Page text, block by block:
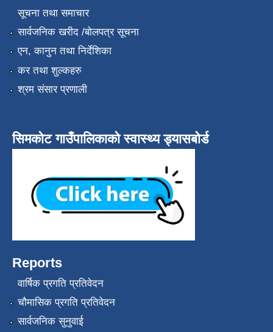
सूचना तथा समाचार
सार्वजनिक खरीद /बोलपत्र सूचना
एन, कानुन तथा निर्देशिका
कर तथा शुल्कहरु
श्रम संसार प्रणाली
सिमकोट गाउँपालिकाको स्वास्थ्य ड्यासबोर्ड
Reports
वार्षिक प्रगति प्रतिवेदन
चौमासिक प्रगति प्रतिवेदन
सार्वजनिक सुनुवाई